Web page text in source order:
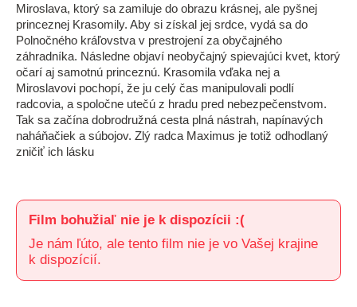
Miroslava, ktorý sa zamiluje do obrazu krásnej, ale pyšnej
princeznej Krasomily. Aby si získal jej srdce, vydá sa do
Polnočného kráľovstva v prestrojení za obyčajného
záhradníka. Následne objaví neobyčajný spievajúci kvet, ktorý
očarí aj samotnú princeznú. Krasomila vďaka nej a
Miroslavovi pochopí, že ju celý čas manipulovali podlí
radcovia, a spoločne utečú z hradu pred nebezpečenstvom.
Tak sa začína dobrodružná cesta plná nástrah, napínavých
naháňačiek a súbojov. Zlý radca Maximus je totiž odhodlaný
zničiť ich lásku
Film bohužiaľ nie je k dispozícii :(
Je nám ľúto, ale tento film nie je vo Vašej krajine
k dispozícií.